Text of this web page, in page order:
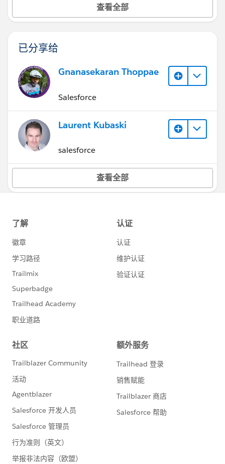
查看全部
已分享给
Gnanasekaran Thoppae
Salesforce
Laurent Kubaski
salesforce
查看全部